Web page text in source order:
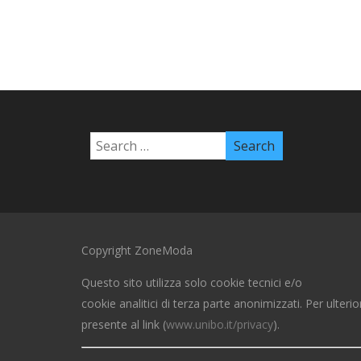
Copyright ZoneModa
Questo sito utilizza solo cookie tecnici e/o
cookie analitici di terza parte anonimizzati. Per
presente al link (www.unibo.it/privacy).